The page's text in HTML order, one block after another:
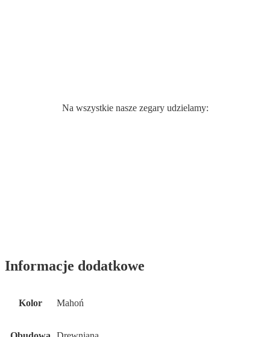
Na wszystkie nasze zegary udzielamy:
Informacje dodatkowe
Kolor Mahoń